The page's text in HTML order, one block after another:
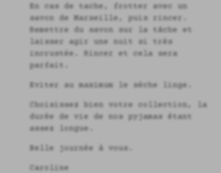
En cas de tache, frotter avec un
savon de Marseille, puis rincer.
Remettre du savon sur la tâche et
laisser agir une nuit si très
incrustée. Rincer et cela sera
parfait.
Eviter au maximum le sèche linge.
Choisissez bien votre collection, la
durée de vie de nos pyjamas étant
assez longue.
Belle journée à vous.
Caroline